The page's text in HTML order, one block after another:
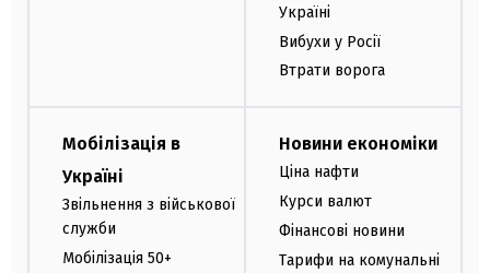
Україні
Вибухи у Росії
Втрати ворога
Мобілізація в
Україні
Звільнення з військової
служби
Мобілізація 50+
Новини економіки
Ціна нафти
Курси валют
Фінансові новини
Тарифи на комунальні